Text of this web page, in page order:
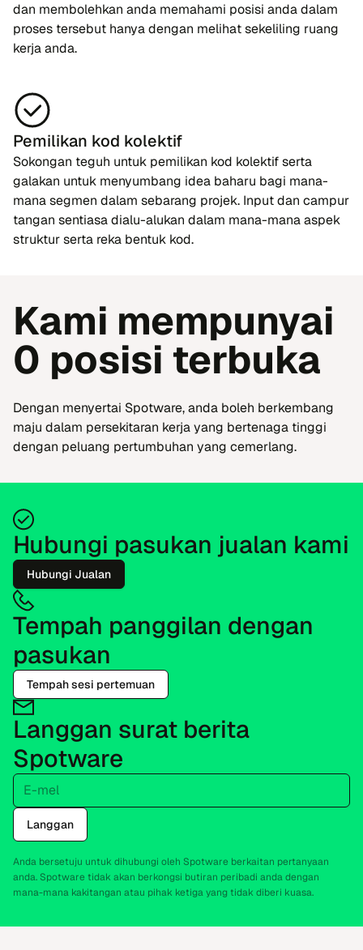
dan membolehkan anda memahami posisi anda dalam
proses tersebut hanya dengan melihat sekeliling ruang
kerja anda.
Pemilikan kod kolektif
Sokongan teguh untuk pemilikan kod kolektif serta
galakan untuk menyumbang idea baharu bagi mana-
mana segmen dalam sebarang projek. Input dan campur
tangan sentiasa dialu-alukan dalam mana-mana aspek
struktur serta reka bentuk kod.
Kami mempunyai
0 posisi terbuka
Dengan menyertai Spotware, anda boleh berkembang
maju dalam persekitaran kerja yang bertenaga tinggi
dengan peluang pertumbuhan yang cemerlang.
Hubungi pasukan jualan kami
Hubungi Jualan
Tempah panggilan dengan
pasukan
Tempah sesi pertemuan
Langgan surat berita
Spotware
E-mel
Langgan
Anda bersetuju untuk dihubungi oleh Spotware berkaitan pertanyaan
anda. Spotware tidak akan berkongsi butiran peribadi anda dengan
mana-mana kakitangan atau pihak ketiga yang tidak diberi kuasa.